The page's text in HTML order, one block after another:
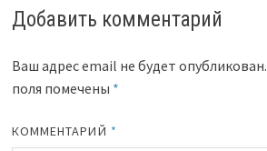
Добавить комментарий
Ваш адрес email не будет опубликован.
поля помечены *
КОММЕНТАРИЙ *